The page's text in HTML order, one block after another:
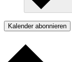
Kalender abonnieren